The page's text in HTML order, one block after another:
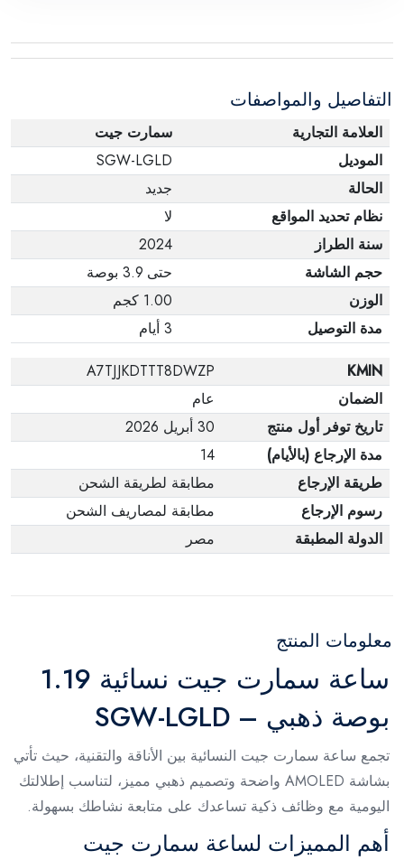
التفاصيل والمواصفات
العلامة التجارية
سمارت جيت
الموديل
SGW-LGLD
الحالة
جديد
نظام تحديد المواقع
لا
سنة الطراز
2024
حجم الشاشة
حتى 3.9 بوصة
الوزن
1.00 كجم
مدة التوصيل
3 أيام
KMIN
A7TJJKDTTT8DWZP
الضمان
عام
تاريخ توفر أول منتج
30 أبريل 2026
مدة الإرجاع (بالأيام)
14
طريقة الإرجاع
مطابقة لطريقة الشحن
رسوم الإرجاع
مطابقة لمصاريف الشحن
الدولة المطبقة
مصر
معلومات المنتج
ساعة سمارت جيت نسائية 1.19
بوصة ذهبي – SGW-LGLD
تجمع ساعة سمارت جيت النسائية بين الأناقة والتقنية، حيث تأتي
بشاشة AMOLED واضحة وتصميم ذهبي مميز، لتناسب إطلالتك
اليومية مع وظائف ذكية تساعدك على متابعة نشاطك بسهولة.
أهم المميزات لساعة سمارت جيت